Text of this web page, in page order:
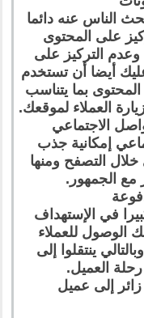
الناس عنه دائما
على المحتوى
وعدم التركيز على
أيضا أن تستخدم
بما يتناسب
العملاء لموقعك.
الاجتماعي
إمكانية جذب
خلال التصفح ومنها
مع الجمهور.
في الإستهداف
الوصول للعملاء
ينتقلوا إلى
العميل.
زائر إلى عميل